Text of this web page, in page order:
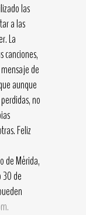
las
a las
La
canciones,
de
aunque
no
Feliz
de Mérida,
30 de